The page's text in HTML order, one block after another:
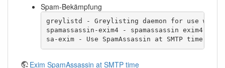
Spam-Bekämpfung
greylistd - Greylisting daemon for use with
spamassassin-exim4 - spamassassin exim4
sa-exim - Use SpamAssassin at SMTP time
Exim SpamAssassin at SMTP time